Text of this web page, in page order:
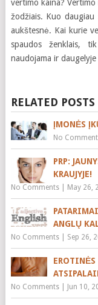
vertimo kaina?
žodžiais. Kuo
aukštesnė. Kai kurie
spaudos ženklais,
naudojama ir
RELATED POSTS
ĮMONĖS
No
PRP:
KRAUJYJE!
No Comments| May 26,
ANGLŲ
No Comments| Sep 26,
EROTINĖS
No Comments| Jun 10,